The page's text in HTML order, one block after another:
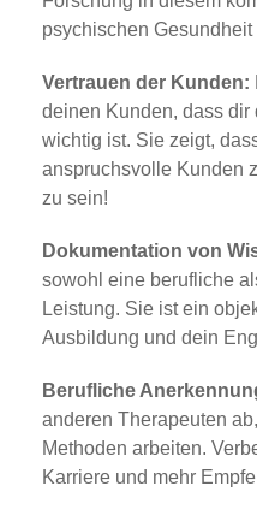
psychischen Gesundheit
Vertrauen der Kunden:
deinen Kunden, dass
wichtig ist. Sie zeigt,
anspruchsvolle Kunden
zu sein!
Dokumentation von
sowohl eine berufliche
Leistung. Sie ist ein
Ausbildung und dein
Berufliche
anderen Therapeuten
Methoden arbeiten.
Karriere und mehr